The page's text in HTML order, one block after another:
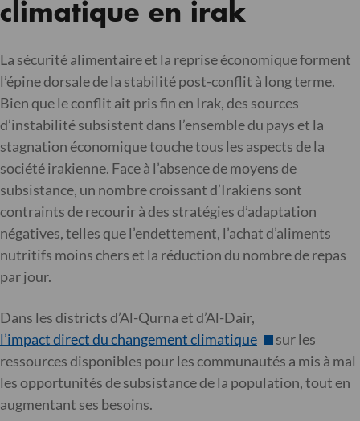
climatique en irak
La sécurité alimentaire et la reprise économique forment
l’épine dorsale de la stabilité post-conflit à long terme.
Bien que le conflit ait pris fin en Irak, des sources
d’instabilité subsistent dans l’ensemble du pays et la
stagnation économique touche tous les aspects de la
société irakienne. Face à l’absence de moyens de
subsistance, un nombre croissant d’Irakiens sont
contraints de recourir à des stratégies d’adaptation
négatives, telles que l’endettement, l’achat d’aliments
nutritifs moins chers et la réduction du nombre de repas
par jour.
Dans les districts d’Al-Qurna et d’Al-Dair,
l’impact direct du changement climatique
sur les
ressources disponibles pour les communautés a mis à mal
les opportunités de subsistance de la population, tout en
augmentant ses besoins.